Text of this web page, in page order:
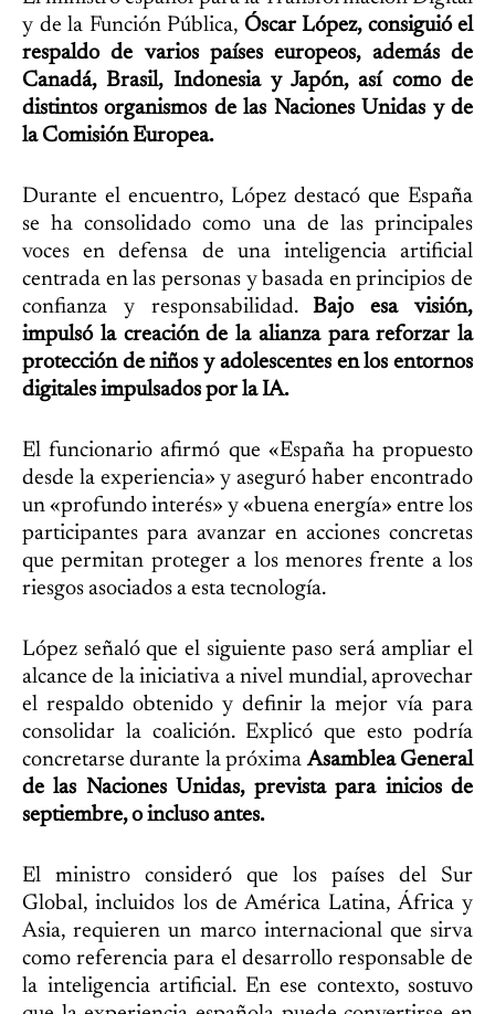
y de la Función Pública, Óscar López, consiguió el
respaldo de varios países europeos, además de
Canadá, Brasil, Indonesia y Japón, así como de
distintos organismos de las Naciones Unidas y de
la Comisión Europea.
Durante el encuentro, López destacó que España
se ha consolidado como una de las principales
voces en defensa de una inteligencia artificial
centrada en las personas y basada en principios de
confianza y responsabilidad.Bajo esa visión,
impulsó la creación de la alianza para reforzar la
protección de niños y adolescentes en los entornos
digitales impulsados por la IA.
El funcionario afirmó que «España ha propuesto
desde la experiencia» y aseguró haber encontrado
un «profundo interés» y «buena energía» entre los
participantes para avanzar en acciones concretas
que permitan proteger a los menores frente a los
riesgos asociados a esta tecnología.
López señaló que el siguiente paso será ampliar el
alcance de la iniciativa a nivel mundial, aprovechar
el respaldo obtenido y definir la mejor vía para
consolidar la coalición. Explicó que esto podría
concretarse durante la próximaAsamblea General
de las Naciones Unidas, prevista para inicios de
septiembre, o incluso antes.
El ministro consideró que los países del Sur
Global, incluidos los de América Latina, África y
Asia, requieren un marco internacional que sirva
como referencia para el desarrollo responsable de
la inteligencia artificial. En ese contexto, sostuvo